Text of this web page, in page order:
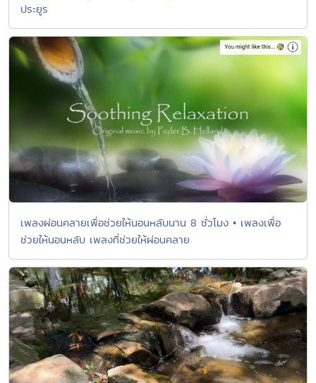
ประยูร
เพลงผ่อนคลายเพื่อช่วยให้นอนหลับนาน 8 ชั่วโมง • เพลงเพื่อ
ช่วยให้นอนหลับ เพลงที่ช่วยให้ผ่อนคลาย